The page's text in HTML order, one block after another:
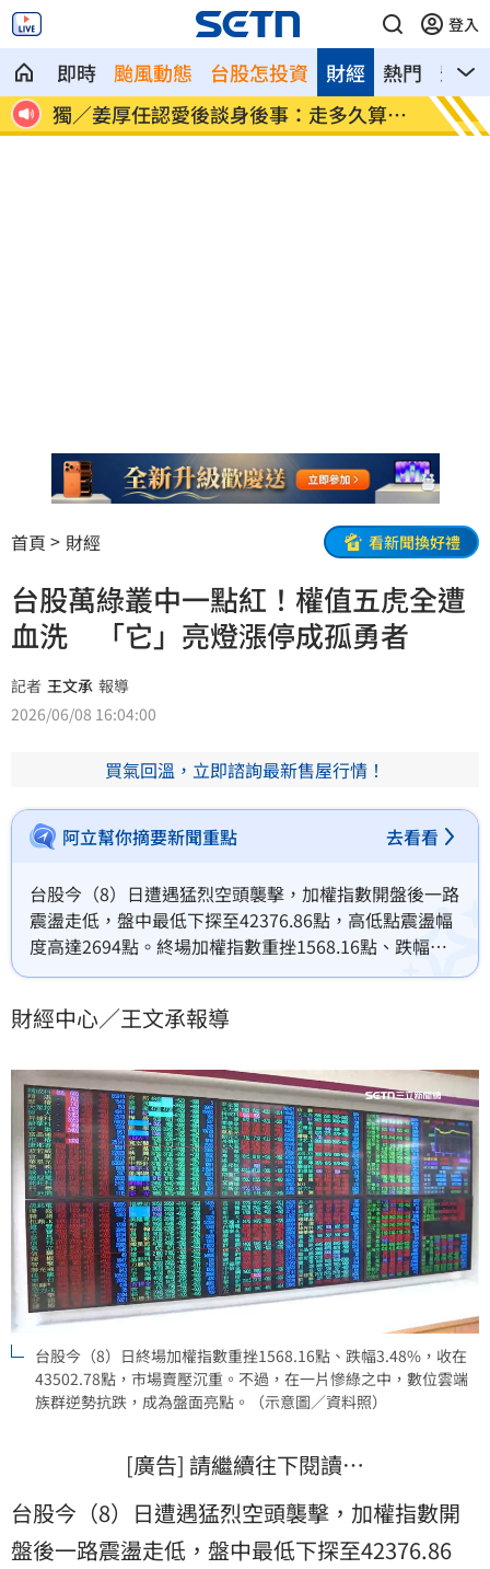
登入
即時 颱風動態 台股怎投資 熱門 影音
財經
話
獨／姜厚任認愛後談身後事：走多久算多
久
12生
首頁 財經 看新聞換好禮
台股萬綠叢中一點紅！權值五虎全遭
血洗 「它」亮燈漲停成孤勇者
記者 王文承 報導
2026/06/08 16:04:00
買氣回溫，立即諮詢最新售屋行情！
阿立幫你摘要新聞重點 去看看
台股今（8）日遭遇猛烈空頭襲擊，加權指數開盤後一路
震盪走低，盤中最低下探至42376.86點，高低點震盪幅
度高達2694點。終場加權指數重挫1568.16點、跌幅
3.48%，收在43502.78點，市場賣壓沉重。不過，在一
財經中心／王文承報導
台股今（8）日終場加權指數重挫1568.16點、跌幅3.48%，收在
43502.78點，市場賣壓沉重。不過，在一片慘綠之中，數位雲端
族群逆勢抗跌，成為盤面亮點。（示意圖／資料照）
[廣告] 請繼續往下閱讀…
台股今（8）日遭遇猛烈空頭襲擊，加權指數開
盤後一路震盪走低，盤中最低下探至42376.86